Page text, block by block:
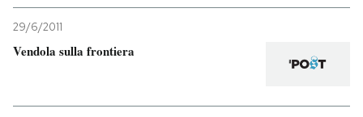
29/6/2011
Vendola sulla frontiera